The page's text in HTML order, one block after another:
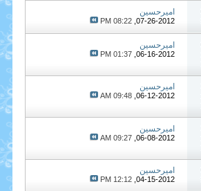
امیرحسین
07-26-2012,
08:22 PM
امیرحسین
06-16-2012,
01:37 PM
امیرحسین
06-12-2012,
09:48 AM
امیرحسین
06-08-2012,
09:27 AM
امیرحسین
04-15-2012,
12:12 PM